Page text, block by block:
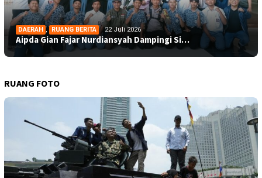
DAERAH , RUANG BERITA 22 Juli 2026
Aipda Gian Fajar Nurdiansyah Dampingi Si…
RUANG FOTO